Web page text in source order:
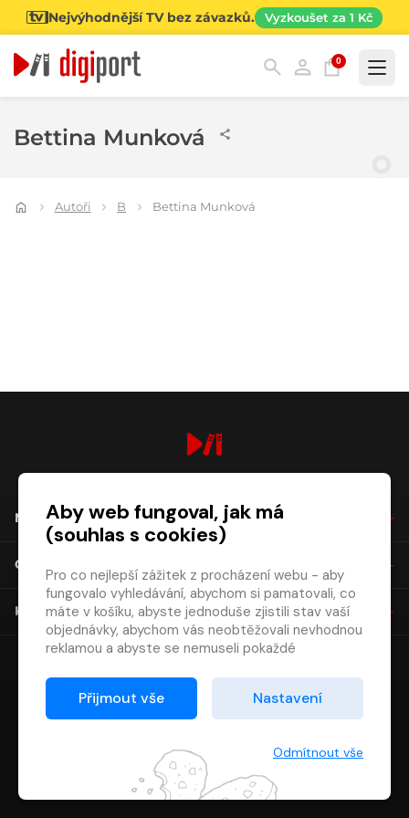
Nejvýhodnější TV bez závazků. Vyzkoušet za 1 Kč
0
Bettina Munková
Autoři B Bettina Munková
NÁKUP
O SPOLEČNOSTI
KONTAKT
Aby web fungoval, jak má
(souhlas s cookies)
Pro co nejlepší zážitek z procházení webu - aby
fungovalo vyhledávání, abychom si pamatovali, co
máte v košíku, abyste jednoduše zjistili stav vaší
objednávky, abychom vás neobtěžovali nevhodnou
reklamou a abyste se nemuseli pokaždé
Proto od vás potřebujeme souhlas se
zpracováním souborů cookies
Děkujeme, že nám ho dáte a pomůžete nám tak
Přijmout vše Nastavení
Odmítnout vše